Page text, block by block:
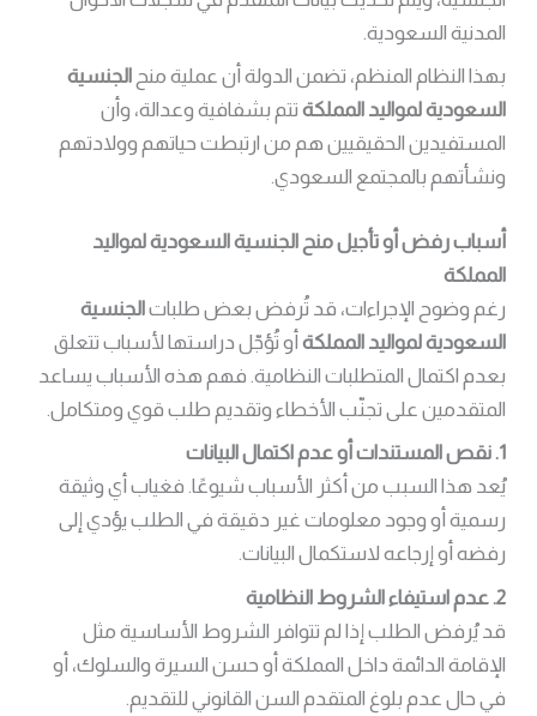
المدنية السعودية.
بهذا النظام المنظم، تضمن الدولة أن عملية منحالجنسية
السعودية لمواليد المملكة تتم بشفافية وعدالة، وأن
المستفيدين الحقيقيين هم من ارتبطت حياتهم وولادتهم
ونشأتهم بالمجتمع السعودي.
أسباب رفض أو تأجيل منح الجنسية السعودية لمواليد
المملكة
رغم وضوح الإجراءات، قد تُرفض بعض طلباتالجنسية
السعودية لمواليد المملكة أو تُؤجّل دراستها لأسباب تتعلق
بعدم اكتمال المتطلبات النظامية. فهم هذه الأسباب يساعد
المتقدمين على تجنّب الأخطاء وتقديم طلب قوي ومتكامل.
1. نقص المستندات أو عدم اكتمال البيانات
يُعد هذا السبب من أكثر الأسباب شيوعًا. فغياب أي وثيقة
رسمية أو وجود معلومات غير دقيقة في الطلب يؤدي إلى
رفضه أو إرجاعه لاستكمال البيانات.
2. عدم استيفاء الشروط النظامية
قد يُرفض الطلب إذا لم تتوافر الشروط الأساسية مثل
الإقامة الدائمة داخل المملكة أو حسن السيرة والسلوك، أو
في حال عدم بلوغ المتقدم السن القانوني للتقديم.